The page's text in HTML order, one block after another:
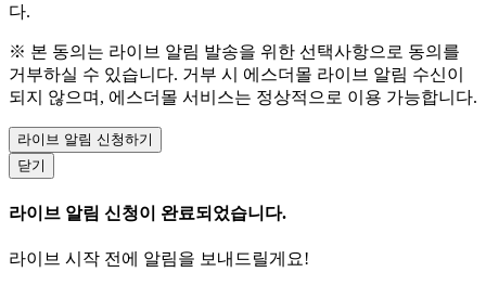
다.
※ 본 동의는 라이브 알림 발송을 위한 선택사항으로 동의를
거부하실 수 있습니다. 거부 시 에스더몰 라이브 알림 수신이
되지 않으며, 에스더몰 서비스는 정상적으로 이용 가능합니다.
라이브 알림 신청하기
닫기
라이브 알림 신청이 완료되었습니다.
라이브 시작 전에 알림을 보내드릴게요!